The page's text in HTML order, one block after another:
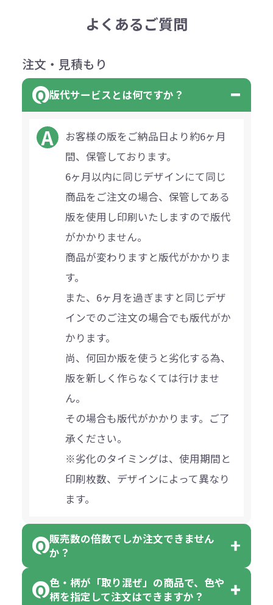
よくあるご質問
注文・見積もり
版代サービスとは何ですか？
お客様の版をご納品日より約6ヶ月
間、保管しております。
6ヶ月以内に同じデザインにて同じ
商品をご注文の場合、保管してある
版を使用し印刷いたしますので版代
がかかりません。
商品が変わりますと版代がかかりま
す。
また、6ヶ月を過ぎますと同じデザ
インでのご注文の場合でも版代がか
かります。
尚、何回か版を使うと劣化する為、
版を新しく作らなくては行けませ
ん。
その場合も版代がかかります。ご了
承ください。
※劣化のタイミングは、使用期間と
印刷枚数、デザインによって異なり
ます。
販売数の倍数でしか注文できません
か？
一部商品（※）を除き、注文可能数
色・柄が「取り混ぜ」の商品で、色や
柄を指定して注文はできますか？